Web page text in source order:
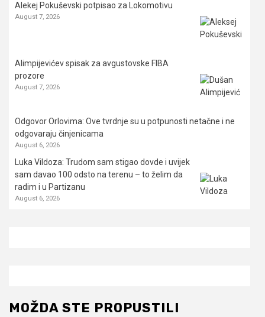
Alekej Pokuševski potpisao za Lokomotivu
August 7, 2026
Alimpijevićev spisak za avgustovske FIBA
prozore
August 7, 2026
Odgovor Orlovima: ​Ove tvrdnje su u potpunosti netačne i ne
odgovaraju činjenicama
August 6, 2026
Luka Vildoza: Trudom sam stigao dovde i uvijek
sam davao 100 odsto na terenu – to želim da
radim i u Partizanu
August 6, 2026
MOŽDA STE PROPUSTILI